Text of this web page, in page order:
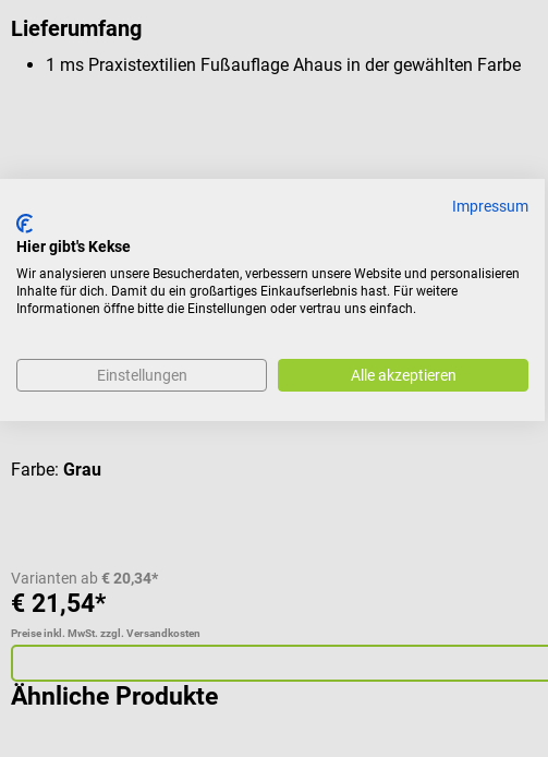
Lieferumfang
1 ms Praxistextilien Fußauflage Ahaus in der gewählten Farbe
ms Praxistextilien
Fußauflage
Zum Schutz der Liege
Farbe: Grau
Varianten ab € 20,34*
€ 21,54*
Preise inkl. MwSt. zzgl. Versandkosten
Ähnliche Produkte
Impressum
Hier gibt's Kekse
Wir analysieren unsere Besucherdaten, verbessern unsere Website und personalisieren
Inhalte für dich. Damit du ein großartiges Einkaufserlebnis hast. Für weitere
Informationen öffne bitte die Einstellungen oder vertrau uns einfach.
Einstellungen Alle akzeptieren